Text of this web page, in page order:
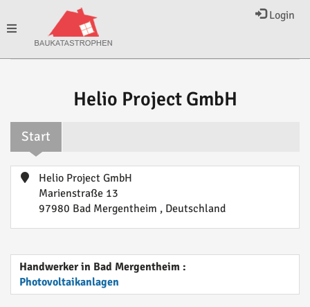
Login
Toggle
Helio Project GmbH
Start
Helio Project GmbH
Marienstraße 13
97980 Bad Mergentheim , Deutschland
Handwerker in Bad Mergentheim :
Photovoltaikanlagen